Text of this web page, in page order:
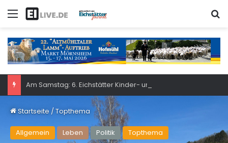
Menü
Startseite /Topthema
Allgemein Leben Politik Topthema